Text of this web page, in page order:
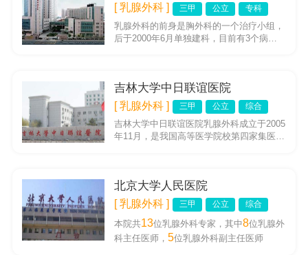
[ 乳腺外科 ] 三甲 公立 专科
乳腺外科的前身是胸外科的一个治疗小组，
后于2000年6月单独建科，目前有3个病
吉林大学中日联谊医院
[ 乳腺外科 ] 三甲 公立 综合
吉林大学中日联谊医院乳腺外科成立于2005
年11月，是我国高等医学院校第四家集医
北京大学人民医院
[ 乳腺外科 ] 三甲 公立 综合
本院共13位乳腺外科专家，其中8位乳腺外
科主任医师，5位乳腺外科副主任医师